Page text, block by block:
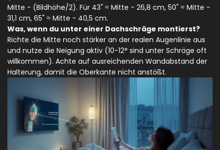
Mitte - (Bildhöhe/2). Für 43" ≈ Mitte - 26,8 cm, 50" ≈ Mitte -
31,1 cm, 65" ≈ Mitte - 40,5 cm.
Was, wenn du unter einer Dachschräge montierst?
Richte die Mitte noch stärker an der realen Augenlinie aus
und nutze die Neigung aktiv (10-12° sind unter Schräge oft
willkommen). Achte auf ausreichenden Wandabstand der
Halterung, damit die Oberkante nicht anstößt.